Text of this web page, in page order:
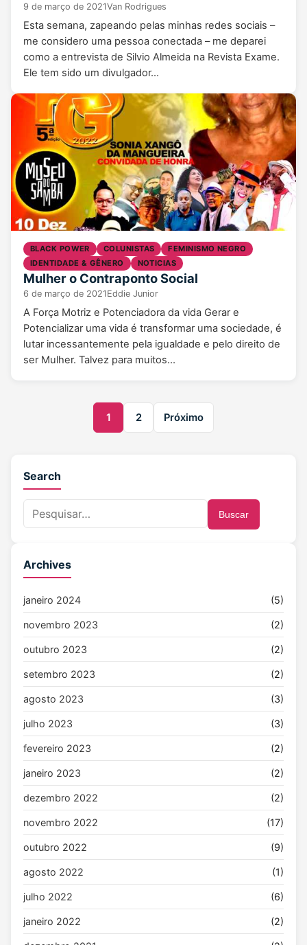
9 de março de 2021Van Rodrigues
Esta semana, zapeando pelas minhas redes sociais –
me considero uma pessoa conectada – me deparei
como a entrevista de Silvio Almeida na Revista Exame.
Ele tem sido um divulgador…
BLACK POWER COLUNISTAS
FEMINISMO NEGRO
IDENTIDADE & GÊNERO
NOTICIAS
Mulher o Contraponto Social
6 de março de 2021Eddie Junior
A Força Motriz e Potenciadora da vida Gerar e
Potencializar uma vida é transformar uma sociedade, é
lutar incessantemente pela igualdade e pelo direito de
ser Mulher. Talvez para muitos…
1 2 Próximo
Search
Buscar
Archives
janeiro 2024 (5)
novembro 2023 (2)
outubro 2023 (2)
setembro 2023 (2)
agosto 2023 (3)
julho 2023 (3)
fevereiro 2023 (2)
janeiro 2023 (2)
dezembro 2022 (2)
novembro 2022 (17)
outubro 2022 (9)
agosto 2022 (1)
julho 2022 (6)
janeiro 2022 (2)